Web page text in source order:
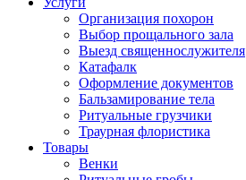
Организация похорон
Выбор прощального зала
Выезд священнослужителя
Катафалк
Оформление документов
Бальзамирование тела
Ритуальные грузчики
Траурная флористика
Товары
Венки